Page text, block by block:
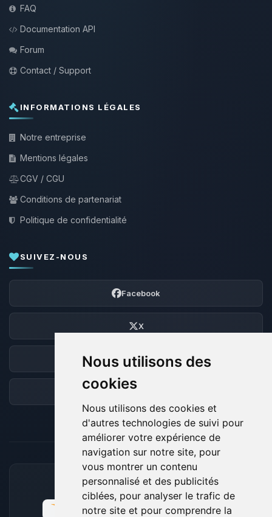
Nous utilisons des
cookies
Nous utilisons des cookies et
d'autres technologies de suivi pour
améliorer votre expérience de
navigation sur notre site, pour
vous montrer un contenu
personnalisé et des publicités
ciblées, pour analyser le trafic de
notre site et pour comprendre la
FAQ
Documentation API
Forum
Contact / Support
INFORMATIONS LÉGALES
Notre entreprise
Mentions légales
CGV / CGU
Conditions de partenariat
Politique de confidentialité
SUIVEZ-NOUS
Facebook
X
Discord
Forum
MOYENS DE PAIEMENT ACCEPTÉS